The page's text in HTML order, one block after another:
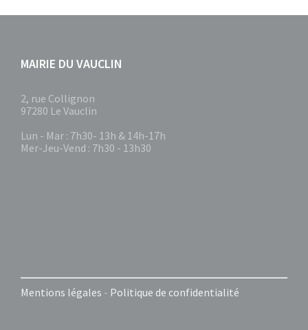
MAIRIE DU VAUCLIN
2, rue Collignon
97280 Le Vauclin
Lun - Mar : 7h30- 13h & 14h-17h
Mer-Jeu-Vend : 7h30 - 13h30
Mentions légales - Politique de confidentialité